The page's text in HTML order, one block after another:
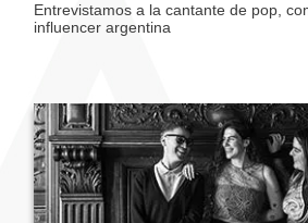
Entrevistamos a la cantante de pop,
influencer argentina